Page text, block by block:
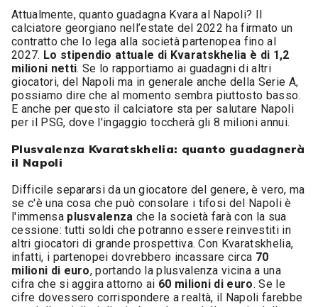
Attualmente, quanto guadagna Kvara al Napoli? Il
calciatore georgiano nell’estate del 2022 ha firmato un
contratto che lo lega alla società partenopea fino al
2027. Lo stipendio attuale di Kvaratskhelia è di 1,2
milioni netti. Se lo rapportiamo ai guadagni di altri
giocatori, del Napoli ma in generale anche della Serie A,
possiamo dire che al momento sembra piuttosto basso.
E anche per questo il calciatore sta per salutare Napoli
per il PSG, dove l'ingaggio toccherà gli 8 milioni annui.
Plusvalenza Kvaratskhelia: quanto guadagnerà
il Napoli
Difficile separarsi da un giocatore del genere, è vero, ma
se c'è una cosa che può consolare i tifosi del Napoli è
l'immensa plusvalenzache la società farà con la sua
cessione: tutti soldi che potranno essere reinvestiti in
altri giocatori di grande prospettiva. Con Kvaratskhelia,
infatti, i partenopei dovrebbero incassare circa 70
milioni di euro, portando la plusvalenza vicina a una
cifra che si aggira attorno ai 60 milioni di euro. Se le
cifre dovessero corrispondere a realtà, il Napoli farebbe